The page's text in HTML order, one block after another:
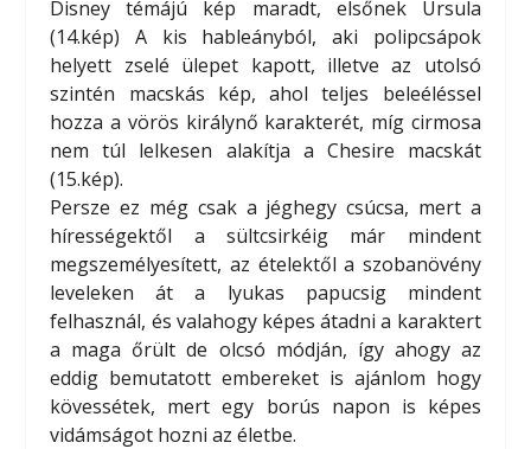
Disney témájú kép maradt, elsőnek Ursula
(14.kép) A kis hableányból, aki polipcsápok
helyett zselé ülepet kapott, illetve az utolsó
szintén macskás kép, ahol teljes beleéléssel
hozza a vörös királynő karakterét, míg cirmosa
nem túl lelkesen alakítja a Chesire macskát
(15.kép).
Persze ez még csak a jéghegy csúcsa, mert a
hírességektől a sültcsirkéig már mindent
megszemélyesített, az ételektől a szobanövény
leveleken át a lyukas papucsig mindent
felhasznál, és valahogy képes átadni a karaktert
a maga őrült de olcsó módján, így ahogy az
eddig bemutatott embereket is ajánlom hogy
kövessétek, mert egy borús napon is képes
vidámságot hozni az életbe.